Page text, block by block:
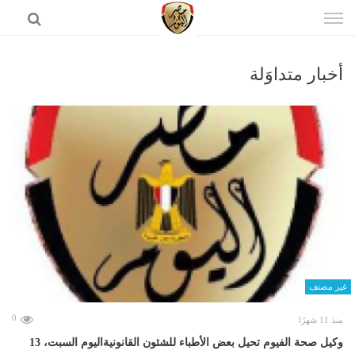
الى
أخبار متداوَلة
غير مصنف
منذ 11 شهرًا 0
وكيل صحة الفيوم تحيل بعض الأطباء للشئون القانونيةاليوم السبت، 13